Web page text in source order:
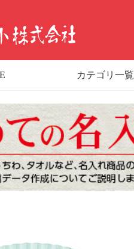
カテゴリ一覧